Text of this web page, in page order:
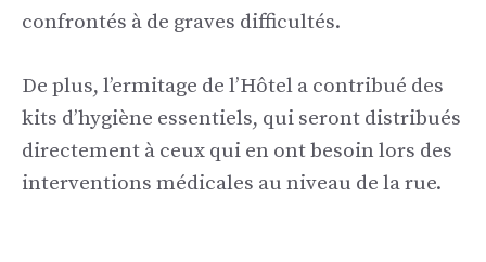
confrontés à de graves difficultés.
De plus, l’ermitage de l’Hôtel a contribué des
kits d’hygiène essentiels, qui seront distribués
directement à ceux qui en ont besoin lors des
interventions médicales au niveau de la rue.